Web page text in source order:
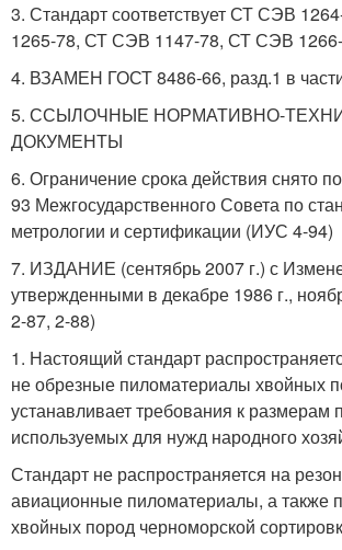
3. Стандарт соответствует СТ СЭВ
1265-78, СТ СЭВ 1147-78, СТ СЭВ
4. ВЗАМЕН ГОСТ 8486-66, разд.1 в
5. ССЫЛОЧНЫЕ НОРМАТИВНО-
ДОКУМЕНТЫ
6. Ограничение срока действия снято
93 Межгосударственного Совета по
метрологии и сертификации (ИУС 4-94)
7. ИЗДАНИЕ (сентябрь 2007 г.) с
утвержденными в декабре 1986 г.,
2-87, 2-88)
1. Настоящий стандарт
не обрезные пиломатериалы хвойных
устанавливает требования к размерам
используемых для нужд народного
Стандарт не распространяется на
авиационные пиломатериалы, а также
хвойных пород черноморской